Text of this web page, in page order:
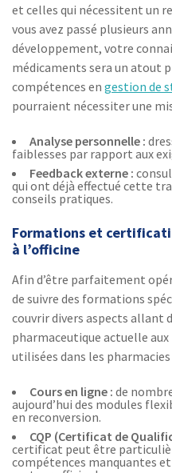
et celles qui nécessitent un
vous avez passé plusieurs
développement, votre
médicaments sera un atout
compétences en gestion de
pourraient nécessiter une
Analyse personnelle :
faiblesses par rapport aux
Feedback externe :
qui ont déjà effectué cette
conseils pratiques.
Formations et
à l’officine
Afin d’être parfaitement
de suivre des formations
couvrir divers aspects allant
pharmaceutique actuelle
utilisées dans les
Cours en ligne : de
aujourd’hui des modules
en reconversion.
CQP (Certificat de
certificat peut être
compétences manquantes